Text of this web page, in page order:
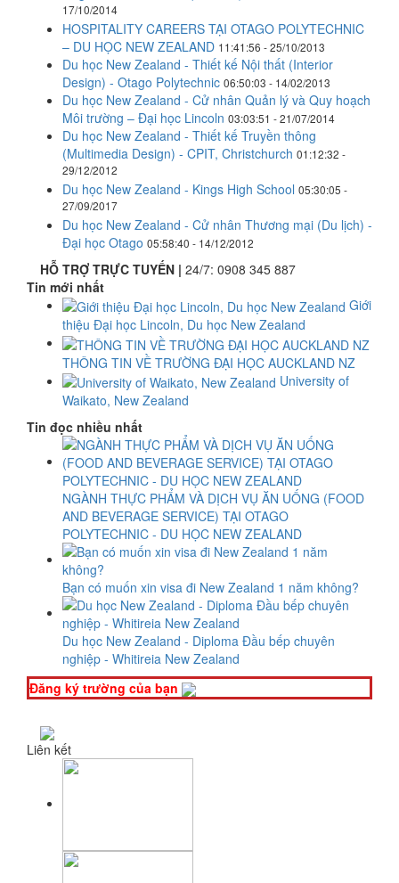
17/10/2014
HOSPITALITY CAREERS TẠI OTAGO POLYTECHNIC
– DU HỌC NEW ZEALAND 11:41:56 - 25/10/2013
Du học New Zealand - Thiết kế Nội thất (Interior
Design) - Otago Polytechnic 06:50:03 - 14/02/2013
Du học New Zealand - Cử nhân Quản lý và Quy hoạch
Môi trường – Đại học Lincoln 03:03:51 - 21/07/2014
Du học New Zealand - Thiết kế Truyền thông
(Multimedia Design) - CPIT, Christchurch 01:12:32 -
29/12/2012
Du học New Zealand - Kings High School 05:30:05 -
27/09/2017
Du học New Zealand - Cử nhân Thương mại (Du lịch) -
Đại học Otago 05:58:40 - 14/12/2012
HỖ TRỢ TRỰC TUYẾN | 24/7: 0908 345 887
Tin mới nhất
Giới
thiệu Đại học Lincoln, Du học New Zealand
THÔNG TIN VỀ TRƯỜNG ĐẠI HỌC AUCKLAND NZ
University of
Waikato, New Zealand
Tin đọc nhiều nhất
NGÀNH THỰC PHẨM VÀ DỊCH VỤ ĂN UỐNG (FOOD
AND BEVERAGE SERVICE) TẠI OTAGO
POLYTECHNIC - DU HỌC NEW ZEALAND
Bạn có muốn xin visa đi New Zealand 1 năm không?
Du học New Zealand - Diploma Đầu bếp chuyên
nghiệp - Whitireia New Zealand
Đăng ký trường của bạn
Liên kết